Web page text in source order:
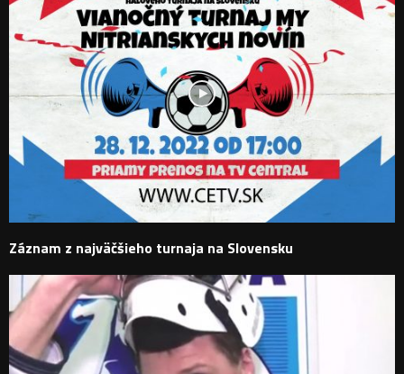
Záznam z najväčšieho turnaja na Slovensku